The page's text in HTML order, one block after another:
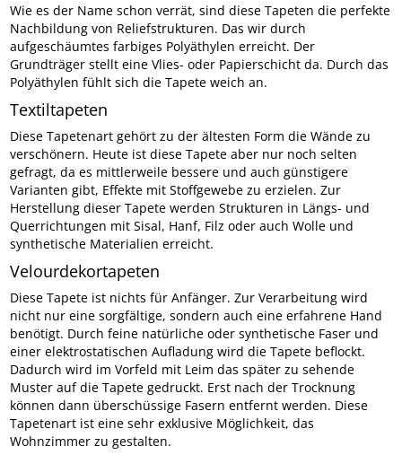
Wie es der Name schon verrät, sind diese Tapeten die perfekte
Nachbildung von Reliefstrukturen. Das wir durch
aufgeschäumtes farbiges Polyäthylen erreicht. Der
Grundträger stellt eine Vlies- oder Papierschicht da. Durch das
Polyäthylen fühlt sich die Tapete weich an.
Textiltapeten
Diese Tapetenart gehört zu der ältesten Form die Wände zu
verschönern. Heute ist diese Tapete aber nur noch selten
gefragt, da es mittlerweile bessere und auch günstigere
Varianten gibt, Effekte mit Stoffgewebe zu erzielen. Zur
Herstellung dieser Tapete werden Strukturen in Längs- und
Querrichtungen mit Sisal, Hanf, Filz oder auch Wolle und
synthetische Materialien erreicht.
Velourdekortapeten
Diese Tapete ist nichts für Anfänger. Zur Verarbeitung wird
nicht nur eine sorgfältige, sondern auch eine erfahrene Hand
benötigt. Durch feine natürliche oder synthetische Faser und
einer elektrostatischen Aufladung wird die Tapete beflockt.
Dadurch wird im Vorfeld mit Leim das später zu sehende
Muster auf die Tapete gedruckt. Erst nach der Trocknung
können dann überschüssige Fasern entfernt werden. Diese
Tapetenart ist eine sehr exklusive Möglichkeit, das
Wohnzimmer zu gestalten.